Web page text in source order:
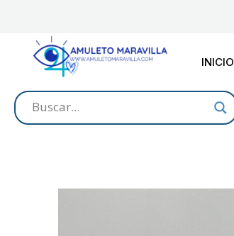
contenido
INICIO